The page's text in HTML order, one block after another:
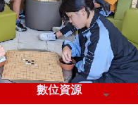
數位資源
115